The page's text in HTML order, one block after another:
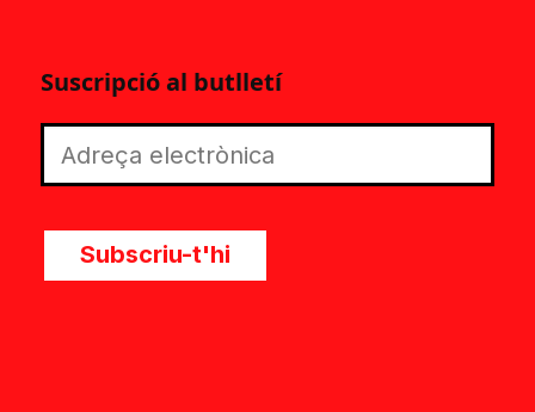
Suscripció al butlletí
Subscriu-t'hi